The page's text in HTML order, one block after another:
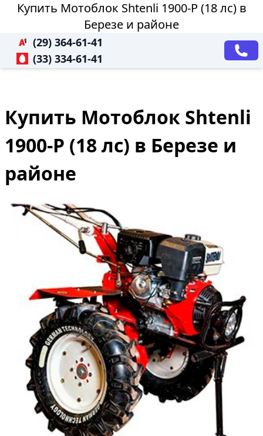
Купить Мотоблок Shtenli 1900-P (18 лс) в
Березе и районе
(29) 364-61-41
(33) 334-61-41
Купить Мотоблок Shtenli
1900-P (18 лс) в Березе и
районе